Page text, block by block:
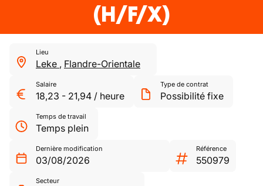
(H/F/X)
Lieu
Leke , Flandre-Orientale
Salaire
18,23 - 21,94 / heure
Type de contrat
Possibilité fixe
Temps de travail
Temps plein
Dernière modification
03/08/2026
Référence
550979
Secteur